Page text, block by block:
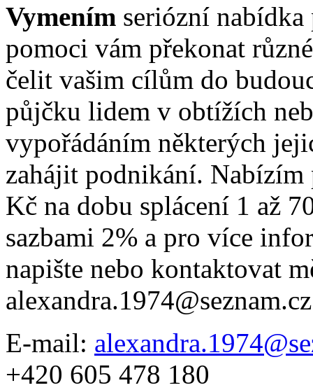
Vymením seriózní
pomoci vám překonat
čelit vašim cílům do
půjčku lidem v obtížích
vypořádáním některých
zahájit podnikání.
Kč na dobu splácení 1 až
sazbami 2% a pro více
napište nebo kontaktovat
E-mail:
+420 605 478 180